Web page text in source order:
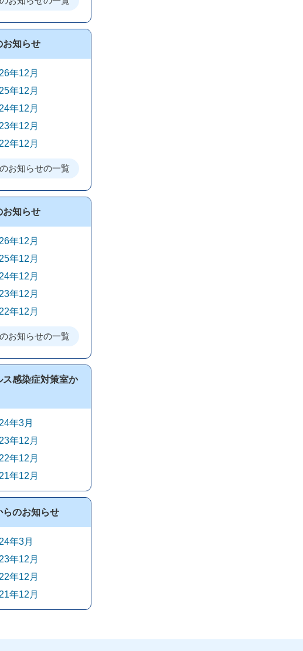
お知らせ
年12月
年12月
年12月
年12月
年12月
お知らせの一覧
お知らせ
年12月
年12月
年12月
年12月
年12月
お知らせの一覧
感染症対策室か
年3月
年12月
年12月
年12月
らのお知らせ
年3月
年12月
年12月
年12月